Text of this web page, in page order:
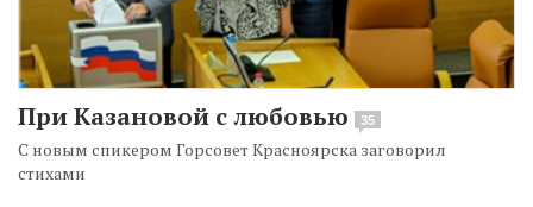
При Казановой с любовью 35
С новым спикером Горсовет Красноярска заговорил
стихами